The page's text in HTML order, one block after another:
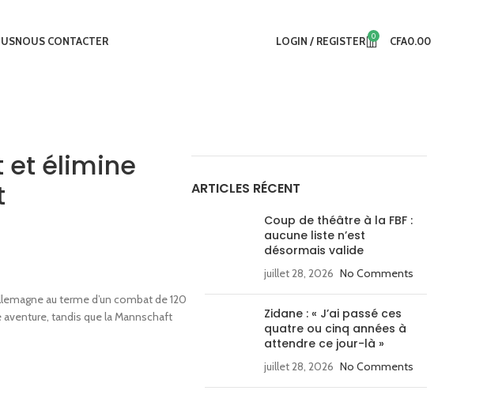
NOUS CONTACTER LOGIN / REGISTER 0 CFA0.00
et élimine
au terme d’un combat de 120
tandis que la Mannschaft
ARTICLES RÉCENT
Coup de théâtre à la FBF :
aucune liste n’est
désormais valide
juillet 28, 2026 No Comments
Zidane : « J’ai passé ces
quatre ou cinq années à
attendre ce jour-là »
juillet 28, 2026 No Comments